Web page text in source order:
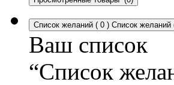
Список желаний ( 0 ) Список желаний
Ваш список
“Список